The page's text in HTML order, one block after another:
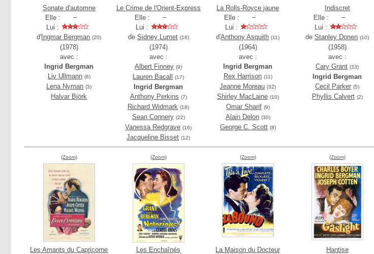
Sonate d'automne
Elle :
Lui :
d' Ingmar Bergman (20)
(1978)
avec :
Ingrid Bergman
Liv Ullmann (6)
Lena Nyman (3)
Halvar Björk
Le Crime de l'Orient-Express
Elle :
Lui :
de Sidney Lumet (16)
(1974)
avec :
Albert Finney (9)
Lauren Bacall (17)
Ingrid Bergman
Anthony Perkins (7)
Richard Widmark (18)
Sean Connery (22)
Vanessa Redgrave (16)
Jacqueline Bisset (12)
La Rolls-Royce jaune
Elle :
Lui :
d'Anthony Asquith (11)
(1964)
avec :
Ingrid Bergman
Rex Harrison (11)
Jeanne Moreau (32)
Shirley MacLaine (10)
Omar Sharif (9)
Alain Delon (30)
George C. Scott (8)
Indiscret
Elle :
Lui :
deStanley Donen (10)
(1958)
avec :
Cary Grant (33)
Ingrid Bergman
Cecil Parker (5)
Phyllis Calvert (2)
(Zoom)
Les Amants du Capricorne
(Zoom)
Les Enchaînés
(Zoom)
La Maison du Docteur
(Zoom)
Hantise